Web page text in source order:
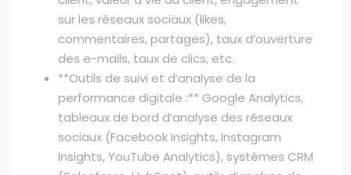
sur les réseaux sociaux (likes,
commentaires, partages), taux d’ouverture
des e-mails, taux de clics, etc.
**Outils de suivi et d’analyse de la
performance digitale :** Google Analytics,
tableaux de bord d’analyse des réseaux
sociaux (Facebook Insights, Instagram
Insights, YouTube Analytics), systèmes CRM